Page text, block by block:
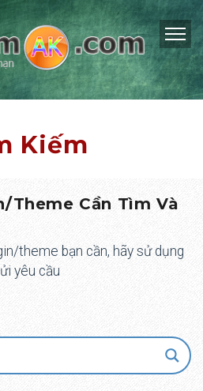
Kiếm
Theme Cần Tìm Và
theme bạn cần, hãy sử dụng
yêu cầu